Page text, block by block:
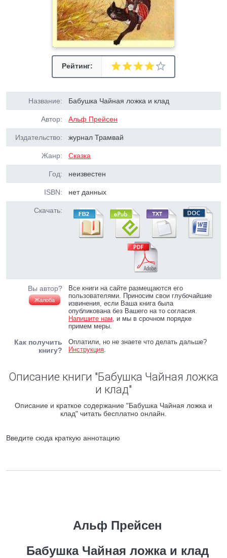
Рейтинг:
Название: Бабушка Чайная ложка и клад
Автор: Альф Прейсен
Издательство: журнал Трамвай
Жанр: Сказка
Год: неизвестен
ISBN: нет данных
Скачать:
Вы автор?
Жалоба
Все книги на сайте размещаются его
пользователями. Приносим свои глубочайшие
извинения, если Ваша книга была
опубликована без Вашего на то согласия.
Напишите нам, и мы в срочном порядке
примем меры.
Как получить
книгу?
Оплатили, но не знаете что делать дальше?
Инструкция.
Описание книги "Бабушка Чайная ложка
и клад"
Описание и краткое содержание "Бабушка Чайная ложка и
клад" читать бесплатно онлайн.
Введите сюда краткую аннотацию
Альф Прейсен
Бабушка Чайная ложка и клад